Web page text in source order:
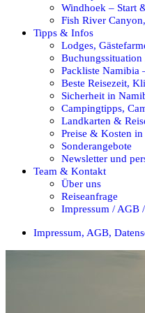
Windhoek – Start
Fish River
Tipps & Infos
Lodges,
Packliste Namibia
Beste Reisezeit,
Sicherheit in
Campingtipps,
Landkarten &
Preise & Kosten
Sonderangebote
Newsletter und
Team & Kontakt
Über uns
Reiseanfrage
Impressum / AGB
Impressum, AGB,